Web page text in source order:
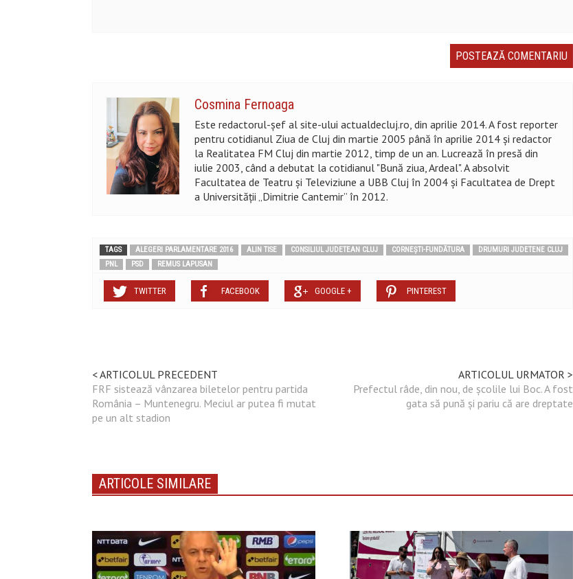
Cosmina Fernoaga
Este redactorul-șef al site-ului actualdecluj.ro, din aprilie 2014. A fost reporter
pentru cotidianul Ziua de Cluj din martie 2005 până în aprilie 2014 şi redactor
la Realitatea FM Cluj din martie 2012, timp de un an. Lucrează în presă din
iulie 2003, când a debutat la cotidianul "Bună ziua, Ardeal". A absolvit
Facultatea de Teatru şi Televiziune a UBB Cluj în 2004 şi Facultatea de Drept
a Universităţii „Dimitrie Cantemir” în 2012.
TAGS ALEGERI PARLAMENTARE 2016 ALIN TISE CONSILIUL JUDETEAN CLUJ CORNEȘTI-FUNDĂTURA
DRUMURI JUDETENE CLUJ
PNL
PSD REMUS LAPUSAN
TWITTER FACEBOOK GOOGLE + PINTEREST
< ARTICOLUL PRECEDENT
FRF sistează vânzarea biletelor pentru partida
România – Muntenegru. Meciul ar putea fi mutat
pe un alt stadion
ARTICOLUL URMATOR >
Prefectul râde, din nou, de școlile lui Boc. A fost
gata să pună și pariu că are dreptate
ARTICOLE SIMILARE